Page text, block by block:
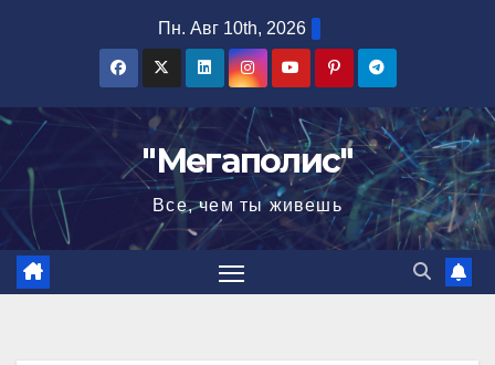
Пн. Авг 10th, 2026
"Мегаполис"
Все, чем ты живешь